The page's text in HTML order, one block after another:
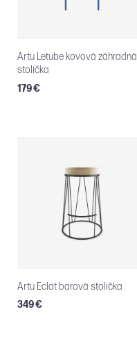
Artu Letube kovová záhradná
stolička
179 €
Artu Eclat barová stolička
349 €